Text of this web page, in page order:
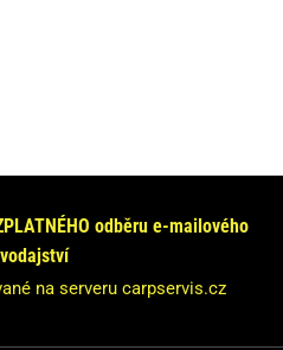
na nás obrátit!
do 24 hodin.
nikde zveřejňovat.
odběru e-mailového
na serveru carpservis.cz